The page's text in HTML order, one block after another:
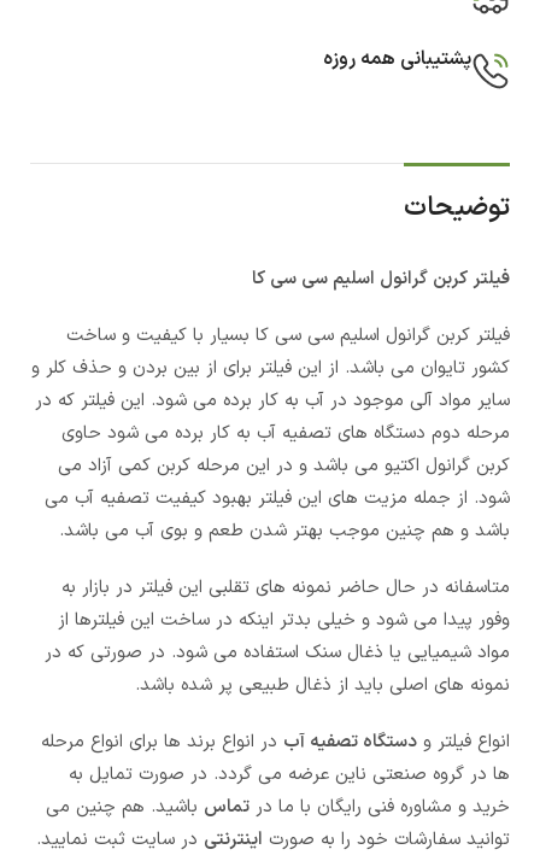
پشتیبانی همه روزه
توضیحات
فیلتر کربن گرانول اسلیم سی سی کا
فیلتر کربن گرانول اسلیم سی سی کا بسیار با کیفیت و ساخت
کشور تایوان می باشد. از این فیلتر برای از بین بردن و حذف کلر و
سایر مواد آلی موجود در آب به کار برده می شود. این فیلتر که در
مرحله دوم دستگاه های تصفیه آب به کار برده می شود حاوی
کربن گرانول اکتیو می باشد و در این مرحله کربن کمی آزاد می
شود. از جمله مزیت های این فیلتر بهبود کیفیت تصفیه آب می
باشد و هم چنین موجب بهتر شدن طعم و بوی آب می باشد.
متاسفانه در حال حاضر نمونه های تقلبی این فیلتر در بازار به
وفور پیدا می شود و خیلی بدتر اینکه در ساخت این فیلترها از
مواد شیمیایی یا ذغال سنک استفاده می شود. در صورتی که در
نمونه های اصلی باید از ذغال طبیعی پر شده باشد.
انواع فیلتر و دستگاه تصفیه آب در انواع برند ها برای انواع مرحله
ها در گروه صنعتی ناین عرضه می گردد. در صورت تمایل به
خرید و مشاوره فنی رایگان با ما در تماس باشید. هم چنین می
توانید سفارشات خود را به صورت اینترنتی در سایت ثبت نمایید.